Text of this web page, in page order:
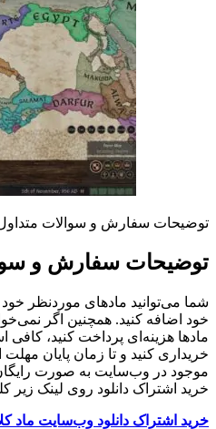
توضیحات سفارش و سوالات
توضیحات سفارش و
شما می‌توانید مادهای موردنظر
خود اضافه کنید. همچنین اگر
مادها هزینه‌ای پرداخت کنید،
خریداری کنید و تا زمان پایان
موجود در وب‌سایت به صورت
خرید اشتراک دانلود روی لینک زیر
خرید اشتراک دانلود وب‌سایت ماد